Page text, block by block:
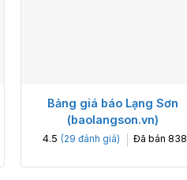
Bảng giá báo Lạng Sơn
(baolangson.vn)
4.5 (29 đánh giá) Đã bán 838